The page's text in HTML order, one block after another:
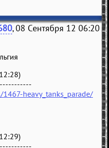
, 08 Сентября 12 06:20
heavy_tanks_parade/